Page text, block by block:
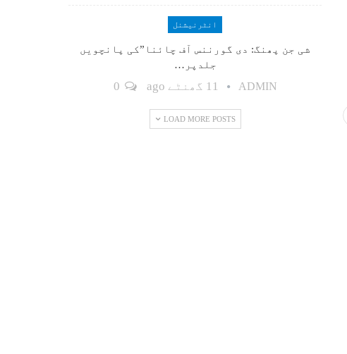
انٹرنیشنل
شی جن پھنگ: دی گورننس آف چائنا”کی پانچویں
جلدپر…
ADMIN 11 گھنٹے ago
LOAD MORE POSTS